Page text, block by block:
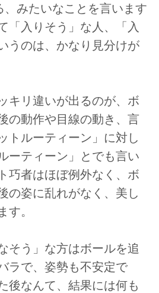
、みたいなことを言います
「入りそう」な人、「入
うのは、かなり見分けが
キリ違いが出るのが、ボ
の動作や目線の動き、言
トルーティーン」に対し
ーティーン」とでも言い
巧者はほぼ例外なく、ボ
の姿に乱れがなく、美し
す。
そう」な方はボールを追
ラで、姿勢も不安定で
後なんて、結果には何も